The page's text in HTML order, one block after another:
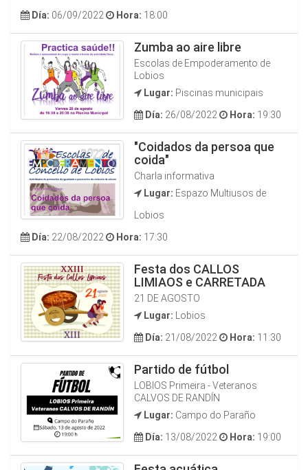
Día: 06/09/2022 Hora: 18:00
Zumba ao aire libre
Escolas de Empoderamento de
Lobios
Lugar: Piscinas municipais
Día: 26/08/2022 Hora: 19:30
"Coidados da persoa que
coida"
Charla informativa
Lugar: Espazo Multiusos de
Lobios
Día: 22/08/2022 Hora: 17:30
Festa dos CALLOS
LIMIAOS e CARRETADA
21 DE AGOSTO
Lugar: Lobios
Día: 21/08/2022 Hora: 11:30
Partido de fútbol
LOBIOS Primeira - Veteranos
CALVOS DE RANDÍN
Lugar: Campo do Paraño
Día: 13/08/2022 Hora: 19:00